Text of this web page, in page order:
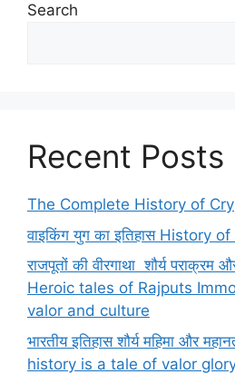
Search
Recent Posts
The Complete History of
वाइकिंग युग का इतिहास History
राजपूतों की वीरगाथा शौर्य
Heroic tales of Rajputs
valor and culture
भारतीय इतिहास शौर्य महिमा और
history is a tale of valor